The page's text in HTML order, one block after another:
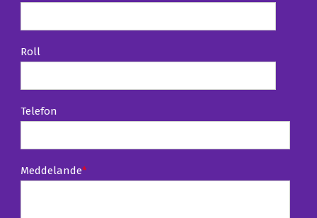
Roll
Telefon
Meddelande*